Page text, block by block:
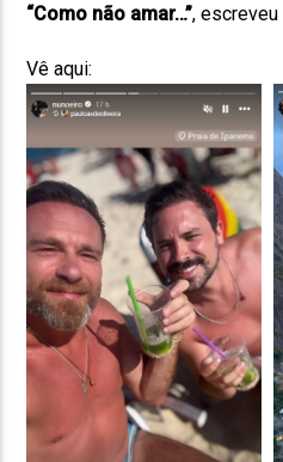
“Como não amar…”, escreveu
Vê aqui: